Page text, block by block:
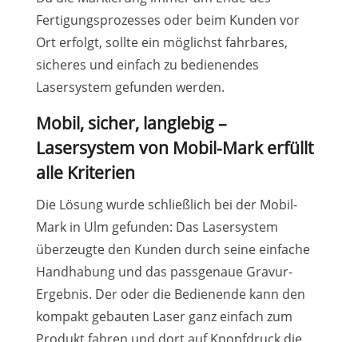
Fertigungsprozesses oder beim Kunden vor
Ort erfolgt, sollte ein möglichst fahrbares,
sicheres und einfach zu bedienendes
Lasersystem gefunden werden.
Mobil, sicher, langlebig –
Lasersystem von Mobil-Mark erfüllt
alle Kriterien
Die Lösung wurde schließlich bei der Mobil-
Mark in Ulm gefunden: Das Lasersystem
überzeugte den Kunden durch seine einfache
Handhabung und das passgenaue Gravur-
Ergebnis. Der oder die Bedienende kann den
kompakt gebauten Laser ganz einfach zum